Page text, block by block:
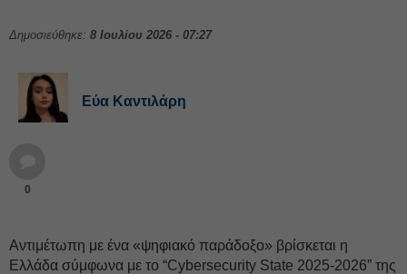
Δημοσιεύθηκε: 8 Ιουλίου 2026 - 07:27
Εύα Καντιλάρη
0
Αντιμέτωπη με ένα «ψηφιακό παράδοξο» βρίσκεται η
Ελλάδα σύμφωνα με το “Cybersecurity State 2025-2026” της